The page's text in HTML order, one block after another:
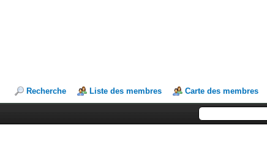
Recherche Liste des membres Carte des membres